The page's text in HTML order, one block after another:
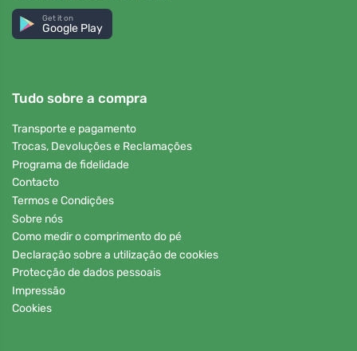
Get it on
Google Play
Tudo sobre a compra
Transporte e pagamento
Trocas, Devoluções e Reclamações
Programa de fidelidade
Contacto
Termos e Condições
Sobre nós
Como medir o comprimento do pé
Declaração sobre a utilização de cookies
Protecção de dados pessoais
Impressão
Cookies